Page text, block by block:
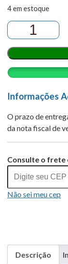
4 em estoque
LETROZOL
2,5MG
EUROFARMA
GENÉRICO
30
quantidade
Informações
O prazo de
da nota fiscal de
Consulte o frete
Não sei meu cep
Descrição